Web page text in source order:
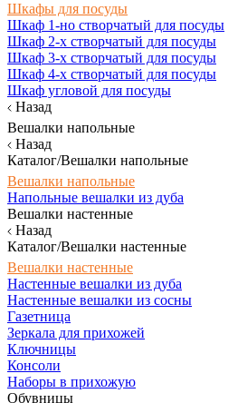
Шкафы для посуды
Шкаф 1-но створчатый для посуды
Шкаф 2-х створчатый для посуды
Шкаф 3-х створчатый для посуды
Шкаф 4-х створчатый для посуды
Шкаф угловой для посуды
Назад
Вешалки напольные
Назад
Каталог/Вешалки напольные
Вешалки напольные
Напольные вешалки из дуба
Вешалки настенные
Назад
Каталог/Вешалки настенные
Вешалки настенные
Настенные вешалки из дуба
Настенные вешалки из сосны
Газетница
Зеркала для прихожей
Ключницы
Консоли
Наборы в прихожую
Обувницы